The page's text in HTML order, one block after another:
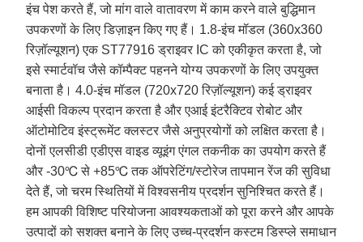
इंच पेश करते हैं, जो मांग वाले वातावरण में काम करने वाले बुद्धिमान
उपकरणों के लिए डिज़ाइन किए गए हैं। 1.8-इंच मॉडल (360x360
रिज़ॉल्यूशन) एक ST77916 ड्राइवर IC को एकीकृत करता है, जो
इसे स्मार्टवॉच जैसे कॉम्पैक्ट पहनने योग्य उपकरणों के लिए उपयुक्त
बनाता है। 4.0-इंच मॉडल (720x720 रिज़ॉल्यूशन) कई ड्राइवर
आईसी विकल्प प्रदान करता है और एआई इंटरैक्टिव रोबोट और
ऑटोमोटिव इंस्ट्रूमेंट क्लस्टर जैसे अनुप्रयोगों को लक्षित करता है।
दोनों एलसीडी एडीएस वाइड व्यूइंग एंगल तकनीक का उपयोग करते हैं
और -30℃ से +85℃ तक ऑपरेटिंग/स्टोरेज तापमान रेंज की सुविधा
देते हैं, जो चरम स्थितियों में विश्वसनीय प्रदर्शन सुनिश्चित करते हैं।
हम आपकी विशिष्ट परियोजना आवश्यकताओं को पूरा करने और आपके
उत्पादों को सशक्त बनाने के लिए उच्च-प्रदर्शन कस्टम डिस्प्ले समाधान